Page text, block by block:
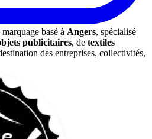
basé à Angers, spécialisé
publicitaires, de textiles
des entreprises, collectivités,